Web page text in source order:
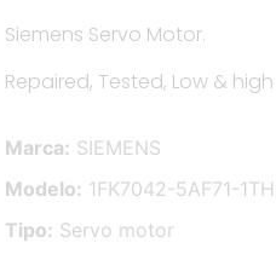
Siemens Servo Motor.
Repaired, Tested, Low &
Marca: SIEMENS
Modelo: 1FK7042-5AF71-
Tipo: Servo motor